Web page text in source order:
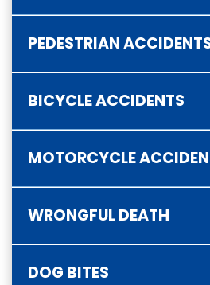
PEDESTRIAN
BICYCLE ACCIDENTS
MOTORCYCLE
WRONGFUL DEATH
DOG BITES